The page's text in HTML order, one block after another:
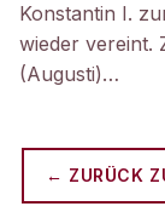
Konstantin I.
wieder vereint.
(Augusti)…
← ZURÜCK